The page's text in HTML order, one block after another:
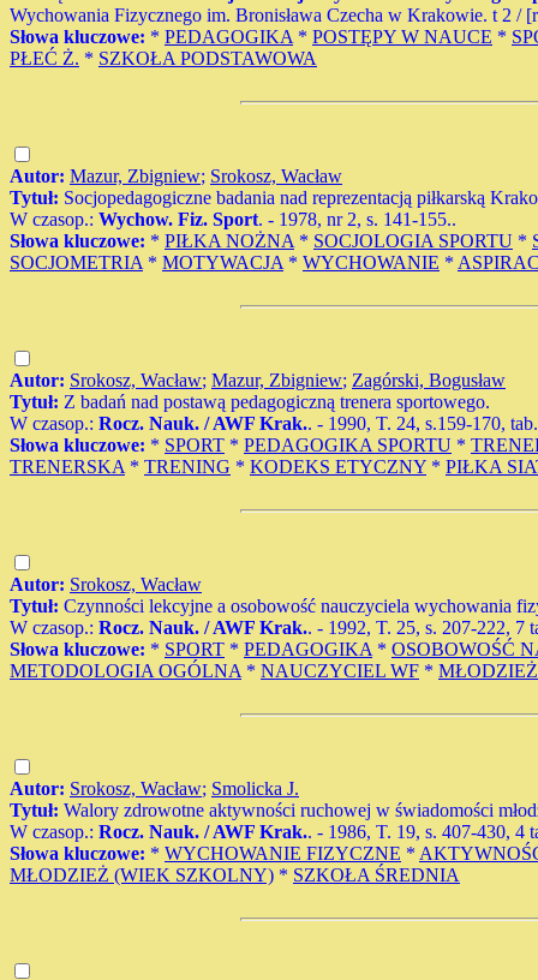
Wychowania Fizycznego im. Bronisława Czecha w Krakowie. t 2 /
Słowa kluczowe: * PEDAGOGIKA * POSTĘPY W NAUCE *
PŁEĆ Ż. * SZKOŁA PODSTAWOWA
Autor: Mazur, Zbigniew; Srokosz, Wacław
Tytuł: Socjopedagogiczne badania nad reprezentacją piłkarską
W czasop.: Wychow. Fiz. Sport. - 1978, nr 2, s. 141-155..
Słowa kluczowe: * PIŁKA NOŻNA * SOCJOLOGIA SPORTU *
SOCJOMETRIA * MOTYWACJA * WYCHOWANIE *
Autor: Srokosz, Wacław; Mazur, Zbigniew; Zagórski, Bogusław
Tytuł: Z badań nad postawą pedagogiczną trenera sportowego.
W czasop.: Rocz. Nauk. / AWF Krak.. - 1990, T. 24, s.159-170,
Słowa kluczowe: * SPORT * PEDAGOGIKA SPORTU *
TRENERSKA * TRENING * KODEKS ETYCZNY * PIŁKA
Autor: Srokosz, Wacław
Tytuł: Czynności lekcyjne a osobowość nauczyciela wychowania
W czasop.: Rocz. Nauk. / AWF Krak.. - 1992, T. 25, s. 207-222, 7
Słowa kluczowe: * SPORT * PEDAGOGIKA * OSOBOWOŚĆ
METODOLOGIA OGÓLNA * NAUCZYCIEL WF *
Autor: Srokosz, Wacław; Smolicka J.
Tytuł: Walory zdrowotne aktywności ruchowej w świadomości
W czasop.: Rocz. Nauk. / AWF Krak.. - 1986, T. 19, s. 407-430, 4
Słowa kluczowe: * WYCHOWANIE FIZYCZNE *
MŁODZIEŻ (WIEK SZKOLNY) * SZKOŁA ŚREDNIA